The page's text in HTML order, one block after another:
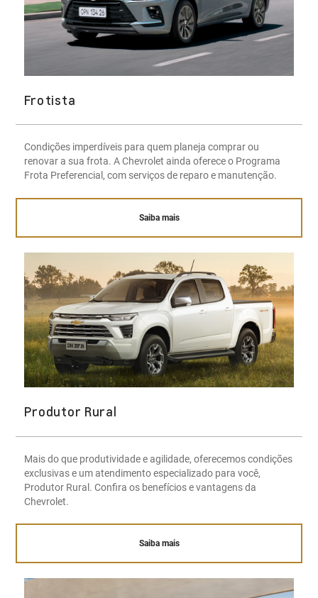
Frotista
Condições imperdíveis para quem planeja comprar ou
renovar a sua frota. A Chevrolet ainda oferece o Programa
Frota Preferencial, com serviços de reparo e manutenção.
Saiba mais
Produtor Rural
Mais do que produtividade e agilidade, oferecemos condições
exclusivas e um atendimento especializado para você,
Produtor Rural. Confira os benefícios e vantagens da
Chevrolet.
Saiba mais